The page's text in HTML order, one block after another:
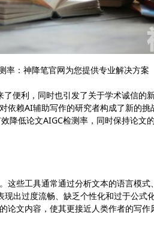
率：神降笔官网为您提供专业解决方案
便利，同时也引发了关于学术诚信的
依赖AI辅助写作的研究者构成了新的挑
低论文AIGC检测率，同时保持论文
这些工具通常通过分析文本的语言模式
出过度流畅、缺乏个性化和过于公式
文内容，使其更接近人类作者的写作